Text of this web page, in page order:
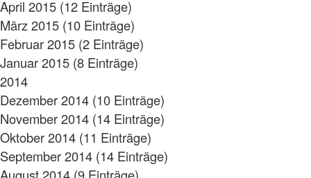
April 2015 (12 Einträge)
März 2015 (10 Einträge)
Februar 2015 (2 Einträge)
Januar 2015 (8 Einträge)
2014
Dezember 2014 (10 Einträge)
November 2014 (14 Einträge)
Oktober 2014 (11 Einträge)
September 2014 (14 Einträge)
August 2014 (9 Einträge)